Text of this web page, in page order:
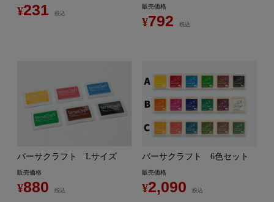
¥231 税込
販売価格
¥792 税込
バーサクラフト Lサイズ
販売価格
¥880 税込
バーサクラフト 6色セット
販売価格
¥2,090 税込